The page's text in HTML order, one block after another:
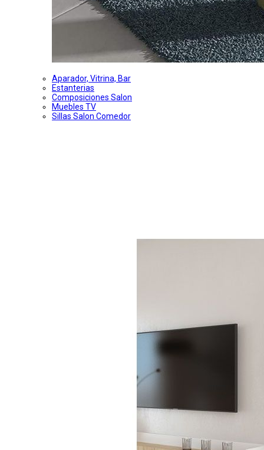
Aparador, Vitrina, Bar
Estanterias
Composiciones Salon
Muebles TV
Sillas Salon Comedor